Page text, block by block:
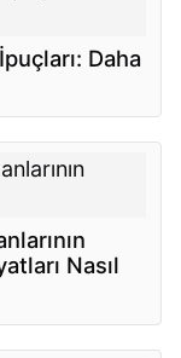
Daha
Nasıl